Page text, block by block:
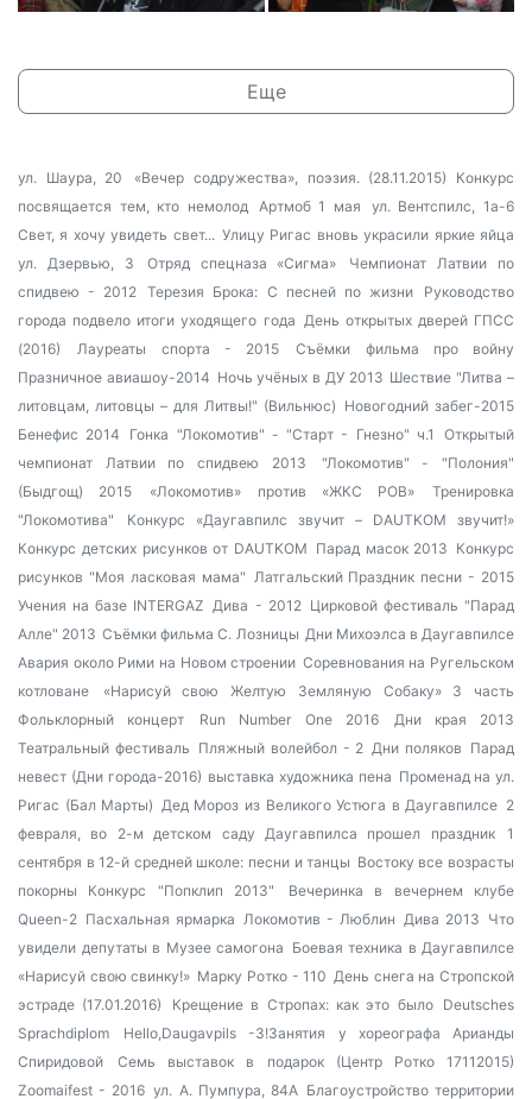
Еще
ул. Шаура, 20 «Вечер содружества», поэзия. (28.11.2015) Конкурс
посвящается тем, кто немолод Артмоб 1 мая
ул. Вентспилс, 1а-6
Свет, я хочу увидеть свет... Улицу Ригас вновь украсили яркие яйца
ул. Дзервью, 3
Отряд спецназа «Сигма»
Чемпионат Латвии по
спидвею - 2012
Терезия Брока: С песней по жизни
Руководство
города подвело итоги уходящего года День открытых дверей ГПСС
(2016)
Лауреаты спорта - 2015
Съёмки фильма про войну
Празничное авиашоу-2014 Ночь учёных в ДУ 2013 Шествие "Литва –
литовцам, литовцы – для Литвы!" (Вильнюс) Новогодний забег-2015
Бенефис 2014
Гонка "Локомотив" - "Старт - Гнезно" ч.1
Открытый
чемпионат Латвии по спидвею 2013
"Локомотив" - "Полония"
(Быдгощ) 2015
«Локомотив» против «ЖКС РОВ»
Тренировка
"Локомотива"
Конкурс «Даугавпилс звучит – DAUTKOM звучит!»
Конкурс детских рисунков от DAUTKOM Парад масок 2013 Конкурс
рисунков "Моя ласковая мама" Латгальский Праздник песни - 2015
Учения на базе INTERGAZ Дива - 2012 Цирковой фестиваль "Парад
Алле" 2013 Съёмки фильма С. Лозницы Дни Михоэлса в Даугавпилсе
Авария около Рими на Новом строении Соревнования на Ругельском
котловане
«Нарисуй свою Желтую Земляную Собаку» 3 часть
Фольклорный концерт
Run Number One 2016
Дни края 2013
Театральный фестиваль Пляжный волейбол - 2 Дни поляков Парад
невест (Дни города-2016) выставка художника пена Променад на ул.
Ригас (Бал Марты) Дед Мороз из Великого Устюга в Даугавпилсе 2
февраля, во 2-м детском саду Даугавпилса прошел праздник
1
сентября в 12-й средней школе: песни и танцы Востоку все возрасты
покорны Конкурс "Попклип 2013"
Вечеринка в вечернем клубе
Queen-2 Пасхальная ярмарка Локомотив - Люблин Дива 2013 Что
увидели депутаты в Музее самогона Боевая техника в Даугавпилсе
«Нарисуй свою свинку!» Марку Ротко - 110 День снега на Стропской
эстраде (17.01.2016)
Крещение в Стропах: как это было
Deutsches
Sprachdiplom
Hello,Daugavpils -3!Занятия у хореографа Арианды
Спиридовой
Семь выставок в подарок (Центр Ротко 17112015)
Zoomaifest - 2016 ул. А. Пумпура, 84А Благоустройство территории